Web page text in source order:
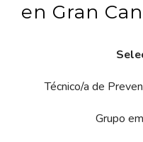
en Gran
Técnico/a de
Grupo